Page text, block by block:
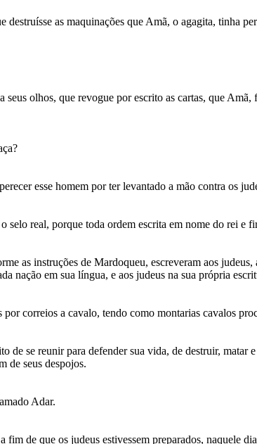
as maquinações que Amã, o agagita, tinha
seus olhos, que revogue por escrito as cartas, que
esse homem por ter levantado a mão contra os
real, porque toda ordem escrita em nome do rei e
as instruções de Mardoqueu, escreveram aos judeus,
nação em sua língua, e aos judeus na sua própria
correios a cavalo, tendo como montarias cavalos
se reunir para defender sua vida, de destruir, matar
de seus despojos.
Adar.
de que os judeus estivessem preparados, naquele